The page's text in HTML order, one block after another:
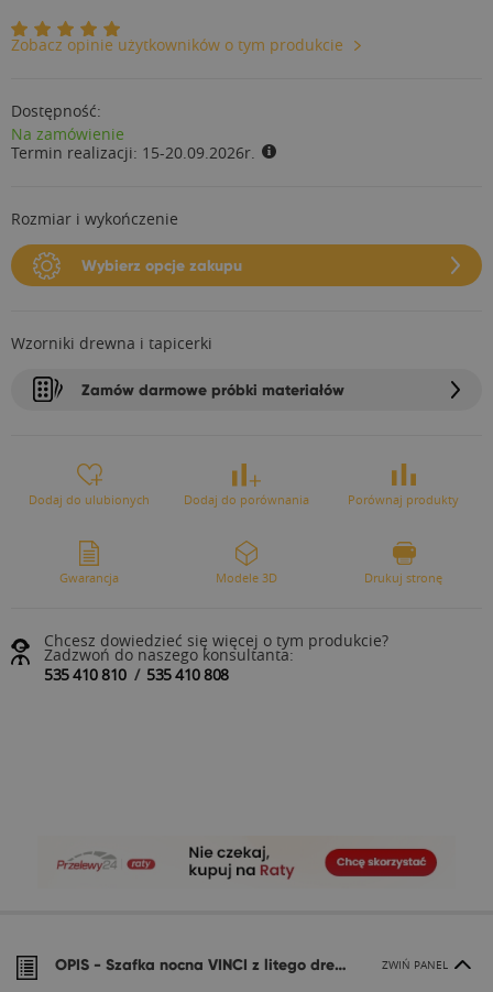
Zobacz opinie użytkowników o tym produkcie
Dostępność:
Na zamówienie
Termin realizacji: 15-20.09.2026r.
Rozmiar i wykończenie
Wybierz opcje zakupu
Wzorniki drewna i tapicerki
Zamów darmowe próbki materiałów
Dodaj do ulubionych Dodaj do porównania Porównaj produkty
Gwarancja Modele 3D Drukuj stronę
Chcesz dowiedzieć się więcej o tym produkcie?
Zadzwoń do naszego konsultanta:
535 410 810/ 535 410 808
OPIS - Szafka nocna VINCI z litego drewna ZWIŃ PANEL